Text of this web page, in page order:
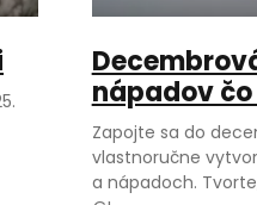
nápadov
Zapojte sa do
vlastnoručne
a nápadoch.